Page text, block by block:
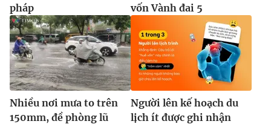
pháp
vốn Vành đai 5
Nhiều nơi mưa to trên
150mm, đề phòng lũ
Người lên kế hoạch du
lịch ít được ghi nhận